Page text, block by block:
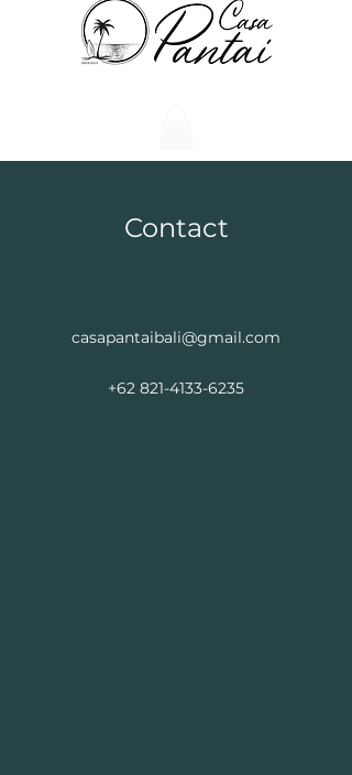
Contact
casapantaibali@gmail.com
+62 821-4133-6235